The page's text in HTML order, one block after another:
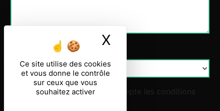
Ce site utilise des cookies
et vous donne le contrôle
sur ceux que vous
souhaitez activer
X
Combien font six plus six
En cochant cette case, j'accepte les conditions